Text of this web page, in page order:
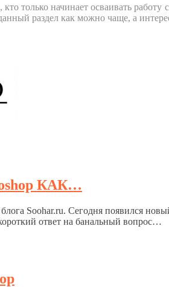
кто только начинает осваивать
раздел как можно чаще, а
КАК…
Soohar.ru. Сегодня появился
ответ на банальный вопрос…